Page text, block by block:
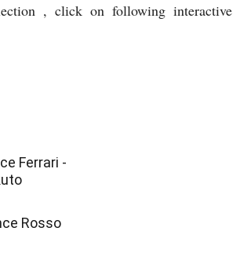
, click on following interactive
Rosso